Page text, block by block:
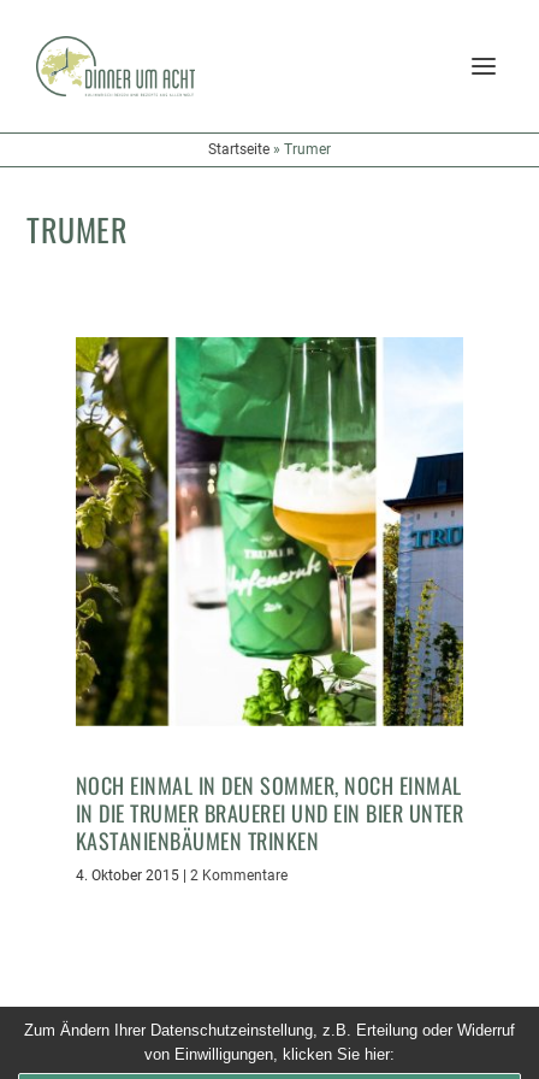
Startseite » Trumer
TRUMER
NOCH EINMAL IN DEN SOMMER, NOCH EINMAL
IN DIE TRUMER BRAUEREI UND EIN BIER UNTER
KASTANIENBÄUMEN TRINKEN
4. Oktober 2015| 2 Kommentare
© 2026 Dinner um Acht. Alle Rechte vorbehalten
Zum Ändern Ihrer Datenschutzeinstellung, z.B. Erteilung oder Widerruf
von Einwilligungen, klicken Sie hier: